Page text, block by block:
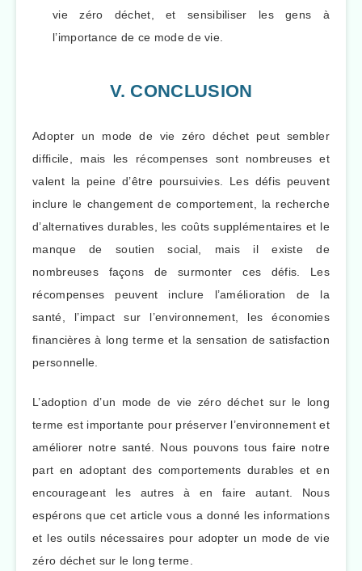
vie zéro déchet, et sensibiliser les gens à
l’importance de ce mode de vie.
V. CONCLUSION
Adopter un mode de vie zéro déchet peut sembler
difficile, mais les récompenses sont nombreuses et
valent la peine d’être poursuivies. Les défis peuvent
inclure le changement de comportement, la recherche
d’alternatives durables, les coûts supplémentaires et le
manque de soutien social, mais il existe de
nombreuses façons de surmonter ces défis. Les
récompenses peuvent inclure l’amélioration de la
santé, l’impact sur l’environnement, les économies
financières à long terme et la sensation de satisfaction
personnelle.
L’adoption d’un mode de vie zéro déchet sur le long
terme est importante pour préserver l’environnement et
améliorer notre santé. Nous pouvons tous faire notre
part en adoptant des comportements durables et en
encourageant les autres à en faire autant. Nous
espérons que cet article vous a donné les informations
et les outils nécessaires pour adopter un mode de vie
zéro déchet sur le long terme.